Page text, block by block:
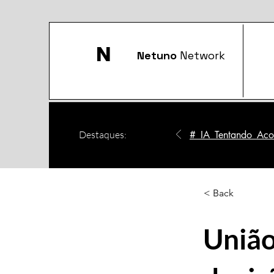
N Netuno Network
Destaques:
< Back